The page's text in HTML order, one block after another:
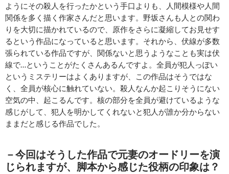
ようにその殺人を行ったかという手口よりも、人間模様や人間
関係を多く描く作家さんだと思います。野坂さんも人との関わ
りを大切に描かれているので、原作をさらに凝縮してお見せす
るという作品になっていると思います。それから、伏線が多数
張られている作品ですが、関係ないと思うようなことも実は伏
線で…ということがたくさんあるんですよ。全員が犯人っぽい
というミステリーはよくありますが、この作品はそうではな
く、全員が核心に触れていない。殺人なんか起こりそうにない
空気の中、起こるんです。核の部分を全員が避けているような
感じがして、犯人を明かしてくれないと犯人が誰か分からない
ままだと感じる作品でした。
－今回はそうした作品で元妻のオードリーを演
じられますが、脚本から感じた役柄の印象は？